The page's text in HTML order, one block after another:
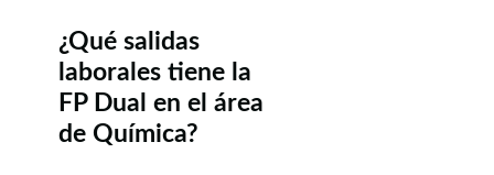
¿Qué salidas
laborales tiene la
FP Dual en el área
de Química?